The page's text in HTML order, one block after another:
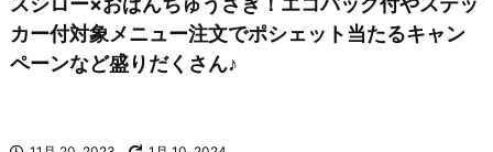
カー付対象メニュー注文でポシェット当たるキャン
ペーンなど盛りだくさん♪